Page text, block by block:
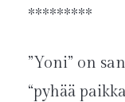
*********
”Yoni” on
“pyhää